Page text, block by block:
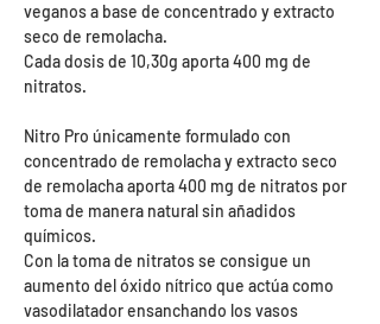
veganos a base de concentrado y extracto
seco de remolacha.
Cada dosis de 10,30g aporta 400 mg de
nitratos.
Nitro Pro únicamente formulado con
concentrado de remolacha y extracto seco
de remolacha aporta 400 mg de nitratos por
toma de manera natural sin añadidos
químicos.
Con la toma de nitratos se consigue un
aumento del óxido nítrico que actúa como
vasodilatador ensanchando los vasos